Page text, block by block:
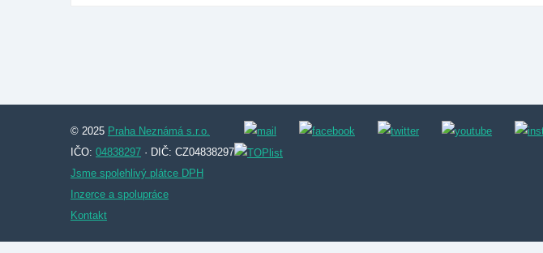
© 2025 Praha Neznámá s.r.o.
IČO: 04838297 · DIČ: CZ04838297
Jsme spolehlivý plátce DPH
Inzerce a spolupráce
Kontakt